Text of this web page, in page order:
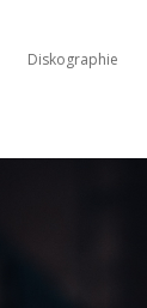
Diskographie